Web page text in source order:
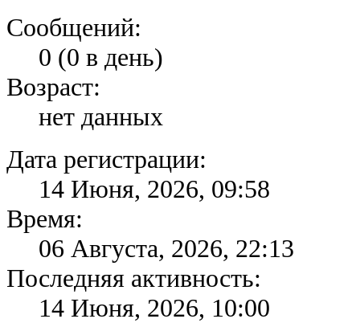
Сообщений:
0 (0 в день)
Возраст:
нет данных
Дата регистрации:
14 Июня, 2026, 09:58
Время:
06 Августа, 2026, 22:13
Последняя активность:
14 Июня, 2026, 10:00